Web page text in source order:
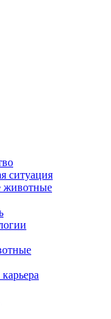
ситуация
животные